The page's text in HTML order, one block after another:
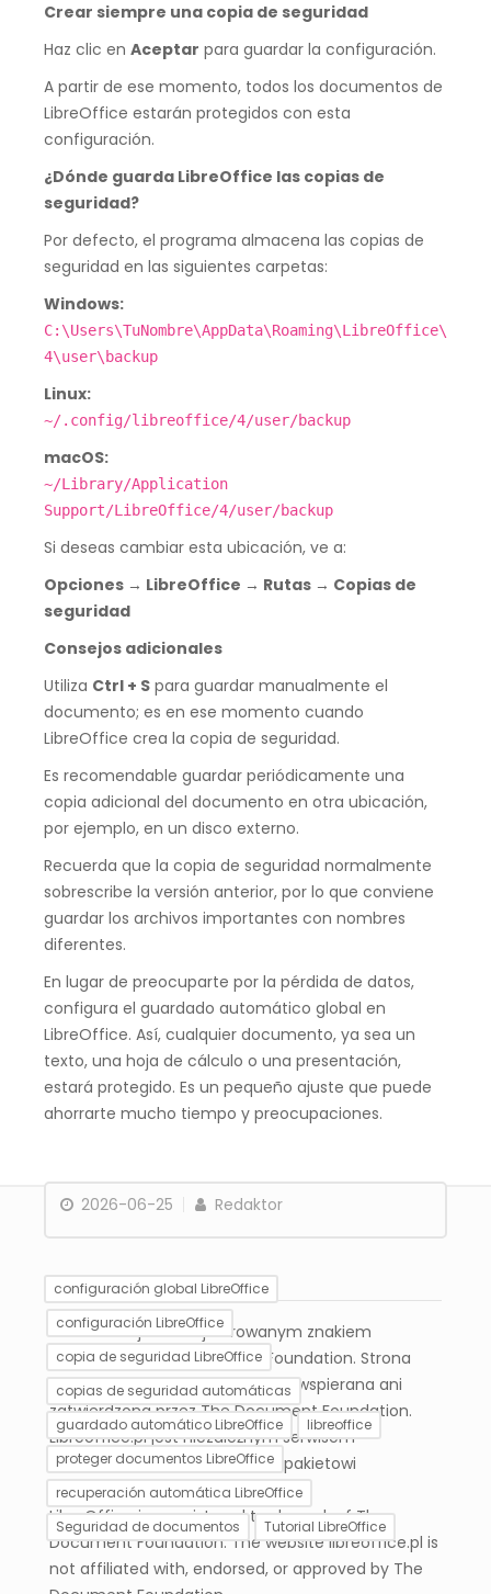
Crear siempre una copia de seguridad
Haz clic en Aceptar para guardar la configuración.
A partir de ese momento, todos los documentos de
LibreOffice estarán protegidos con esta
configuración.
¿Dónde guarda LibreOffice las copias de
seguridad?
Por defecto, el programa almacena las copias de
seguridad en las siguientes carpetas:
Windows:
C:\Users\TuNombre\AppData\Roaming\LibreOffice\
4\user\backup
Linux:
~/.config/libreoffice/4/user/backup
macOS:
~/Library/Application
Support/LibreOffice/4/user/backup
Si deseas cambiar esta ubicación, ve a:
Opciones → LibreOffice → Rutas → Copias de
seguridad
Consejos adicionales
Utiliza Ctrl + S para guardar manualmente el
documento; es en ese momento cuando
LibreOffice crea la copia de seguridad.
Es recomendable guardar periódicamente una
copia adicional del documento en otra ubicación,
por ejemplo, en un disco externo.
Recuerda que la copia de seguridad normalmente
sobrescribe la versión anterior, por lo que conviene
guardar los archivos importantes con nombres
diferentes.
En lugar de preocuparte por la pérdida de datos,
configura el guardado automático global en
LibreOffice. Así, cualquier documento, ya sea un
texto, una hoja de cálculo o una presentación,
estará protegido. Es un pequeño ajuste que puede
ahorrarte mucho tiempo y preocupaciones.
2026-06-25 Redaktor
configuración global LibreOffice
configuración LibreOffice
copia de seguridad LibreOffice
copias de seguridad automáticas
guardado automático LibreOffice
libreoffice
proteger documentos LibreOffice
recuperación automática LibreOffice
Seguridad de documentos
Tutorial LibreOffice
LibreOffice jest zarejestrowanym znakiem
towarowym The Document Foundation. Strona
libreoffice.pl nie jest powiązana, wspierana ani
zatwierdzona przez The Document Foundation.
Libreoffice.pl jest niezależnym serwisem
informacyjnym poświęconym pakietowi
LibreOffice.
LibreOffice is a registered trademark of The
Document Foundation. The website libreoffice.pl is
not affiliated with, endorsed, or approved by The